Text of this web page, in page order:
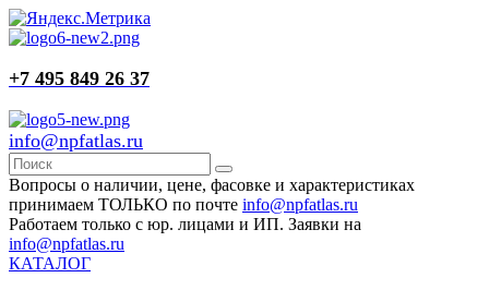
+7 495 849 26 37
info@npfatlas.ru
Вопросы о наличии, цене, фасовке и характеристиках
принимаем ТОЛЬКО по почте info@npfatlas.ru
Работаем только с юр. лицами и ИП. Заявки на
info@npfatlas.ru
КАТАЛОГ